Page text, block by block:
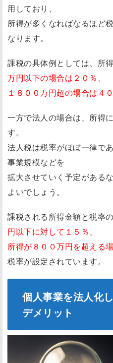
用しており、
所得が多くなればなるほど
なります。
課税の具体例としては、所
万円以下の場合は２０％、
１８００万円超の場合は４
一方で法人の場合は、所得
す。
法人税は税率がほぼ一律で
事業規模などを
拡大させていく予定がある
よいでしょう。
課税される所得金額と税率の
円以下に対して１５％、
所得が８００万円を超える
税率が設定されています。
個人事業を法人化
デメリット